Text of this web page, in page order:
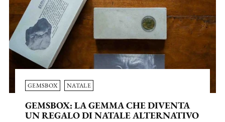
GEMSBOX NATALE
GEMSBOX: LA GEMMA CHE DIVENTA
UN REGALO DI NATALE ALTERNATIVO